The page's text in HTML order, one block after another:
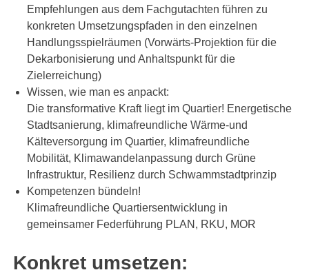
Empfehlungen aus dem Fachgutachten führen zu
konkreten Umsetzungspfaden in den einzelnen
Handlungsspielräumen (Vorwärts-Projektion für die
Dekarbonisierung und Anhaltspunkt für die
Zielerreichung)
Wissen, wie man es anpackt:
Die transformative Kraft liegt im Quartier! Energetische
Stadtsanierung, klimafreundliche Wärme-und
Kälteversorgung im Quartier, klimafreundliche
Mobilität, Klimawandelanpassung durch Grüne
Infrastruktur, Resilienz durch Schwammstadtprinzip
Kompetenzen bündeln!
Klimafreundliche Quartiersentwicklung in
gemeinsamer Federführung PLAN, RKU, MOR
Konkret umsetzen: